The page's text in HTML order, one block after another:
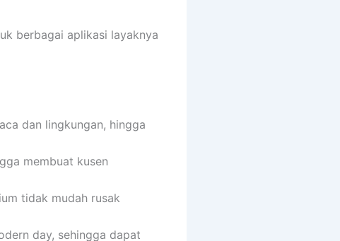
berbagai aplikasi layaknya
dan lingkungan, hingga
membuat kusen
tidak mudah rusak
day, sehingga dapat